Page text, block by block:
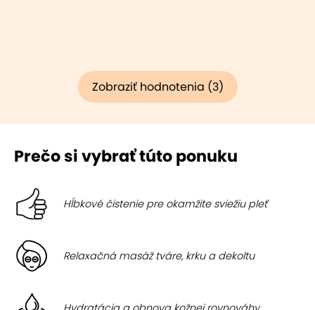
Zobraziť hodnotenia (3)
Prečo si vybrať túto ponuku
Hĺbkové čistenie pre okamžite sviežiu pleť
Relaxačná masáž tváre, krku a dekoltu